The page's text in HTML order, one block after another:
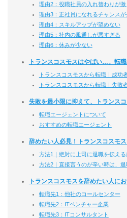
理由2：役職社員の入れ替わりが激
理由3：正社員になれるチャンス
理由4：スキルアップが望めない
理由5：社内の風通しが悪すぎる
理由6：休みが少ない
トランスコスモスはやばい…。転
トランスコスモスから転職｜成功
トランスコスモスから転職｜失敗
失敗を最小限に抑えて、トランス
転職エージェントについて
おすすめの転職エージェント
辞めたい人必見！トランスコスモ
方法1｜絶対に上司に退職を伝え
方法2｜直接言うのが辛い時は、
トランスコスモスを辞めたい人に
転職先1：他社のコールセンター
転職先2：ITベンチャー企業
転職先3：ITコンサルタント